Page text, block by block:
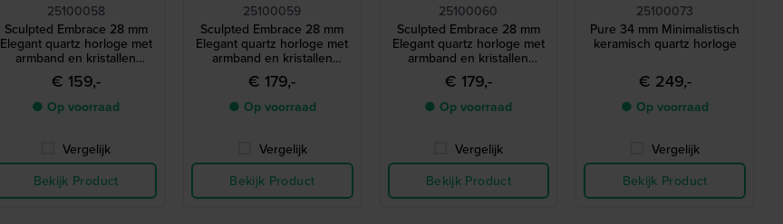
25100058
Sculpted Embrace 28 mm
Elegant quartz horloge met
armband en kristallen
indexen
€ 159,-
● Op voorraad
Vergelijk
Bekijk Product
25100059
Sculpted Embrace 28 mm
Elegant quartz horloge met
armband en kristallen
indexen
€ 179,-
● Op voorraad
Vergelijk
Bekijk Product
25100060
Sculpted Embrace 28 mm
Elegant quartz horloge met
armband en kristallen
indexen
€ 179,-
● Op voorraad
Vergelijk
Bekijk Product
25100073
Pure 34 mm Minimalistisch
keramisch quartz horloge
€ 249,-
● Op voorraad
Vergelijk
Bekijk Product